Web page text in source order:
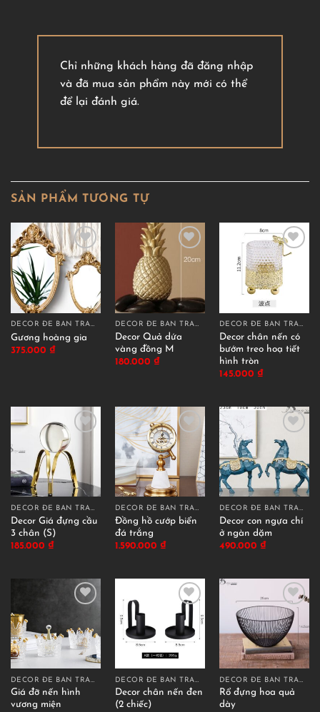
Chỉ những khách hàng đã đăng nhập
và đã mua sản phẩm này mới có thể
để lại đánh giá.
SẢN PHẨM TƯƠNG TỰ
DECOR ĐỂ BÀN TRANG TRÍ
Gương hoàng gia
375.000 ₫
DECOR ĐỂ BÀN TRANG TRÍ
Decor Quả dứa
vàng đồng M
180.000 ₫
DECOR ĐỂ BÀN TRANG TRÍ
Decor chân nến có
bướm treo hoạ tiết
hình tròn
145.000 ₫
DECOR ĐỂ BÀN TRANG TRÍ
Decor Giá đựng cầu
3 chân (S)
185.000 ₫
DECOR ĐỂ BÀN TRANG TRÍ
Đồng hồ cướp biển
đá trắng
1.590.000 ₫
DECOR ĐỂ BÀN TRANG TRÍ
Decor con ngựa chí
ở ngàn dặm
490.000 ₫
DECOR ĐỂ BÀN TRANG TRÍ
Giá đỡ nến hình
vương miện
DECOR ĐỂ BÀN TRANG TRÍ
Decor chân nến đen
(2 chiếc)
DECOR ĐỂ BÀN TRANG TRÍ
Rổ đựng hoa quả
dày